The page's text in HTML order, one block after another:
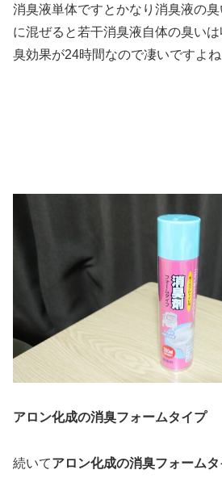
消臭液単体ですとかなり消臭液の
に混ぜると若干消臭液自体の臭い
臭効果が24時間なので凄いですよね
アロン化成の消臭フォームタイプ
続いてアロン化成の消臭フォーム